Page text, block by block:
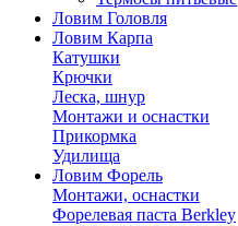
Ловим Головля
Ловим Карпа
Катушки
Крючки
Леска, шнур
Монтажи и оснастки
Прикормка
Удилища
Ловим Форель
Монтажи, оснастки
Форелевая паста Berkley